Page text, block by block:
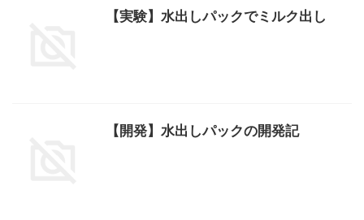
【実験】水出しパックでミルク出し
【開発】水出しパックの開発記